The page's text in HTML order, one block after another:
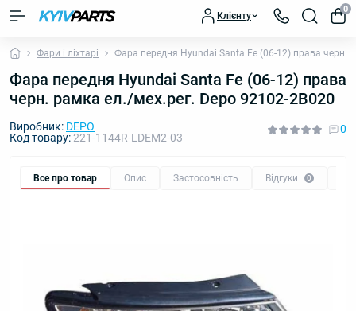
Клієнту
0
Фари і ліхтарі Фара передня Hyundai Santa Fe (06-12) права черн.
Фара передня Hyundai Santa Fe (06-12) права
черн. рамка ел./мех.рег. Depo 92102-2B020
Виробник: DEPO
Код товару:221-1144R-LDEM2-03
0
Все про товар Опис Застосовність Відгуки 0